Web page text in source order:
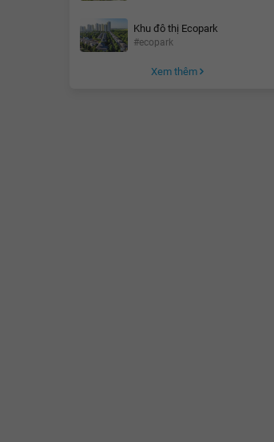
Khu đô thị Ecopark
#ecopark
Xem thêm